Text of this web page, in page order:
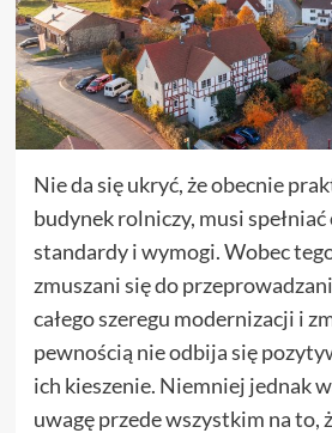
Nie da się ukryć, że obecnie
budynek rolniczy, musi
standardy i wymogi. Wobec
zmuszani się do
całego szeregu modernizacji i
pewnością nie odbija się
ich kieszenie. Niemniej jednak
uwagę przede wszystkim na to,